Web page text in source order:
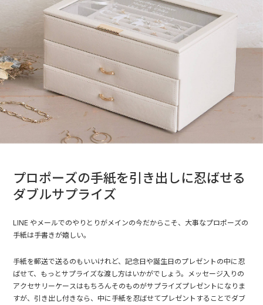
プロポーズの手紙を引き出しに忍ばせる
ダブルサプライズ
LINE やメールでのやりとりがメインの今だからこそ、大事なプロポーズの
手紙は手書きが嬉しい。
手紙を郵送で送るのもいいけれど、記念日や誕生日のプレゼントの中に忍
ばせて、もっとサプライズな渡し方はいかがでしょう。メッセージ入りの
アクセサリーケースはもちろんそのものがサプライズプレゼントになりま
すが、引き出し付きなら、中に手紙を忍ばせてプレゼントすることでダブ